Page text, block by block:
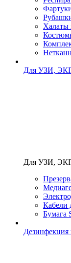
Халаты
Для УЗИ,
Для УЗИ,
Кабели
Бумага
Дезинфекция